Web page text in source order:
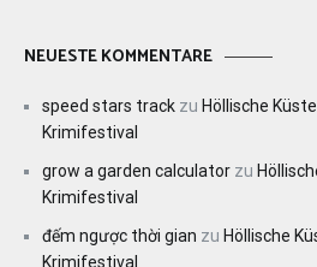
NEUESTE KOMMENTARE
speed stars track zu Höllische
Krimifestival
grow a garden calculator zu
Krimifestival
đếm ngược thời gian zu Höllische
Krimifestival